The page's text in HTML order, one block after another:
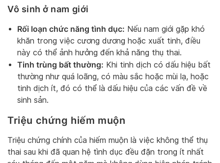
Vô sinh ở nam giới
Rối loạn chức năng tình dục: Nếu nam giới gặp khó
khăn trong việc cương dương hoặc xuất tinh, điều
này có thể ảnh hưởng đến khả năng thụ thai.
Tinh trùng bất thường: Khi tinh dịch có dấu hiệu bất
thường như quá loãng, có màu sắc hoặc mùi lạ, hoặc
tinh dịch ít, đó có thể là dấu hiệu của các vấn đề về
sinh sản.
Triệu chứng hiếm muộn
Triệu chứng chính của hiếm muộn là việc không thể thụ
thai sau khi đã quan hệ tình dục đều đặn trong ít nhất